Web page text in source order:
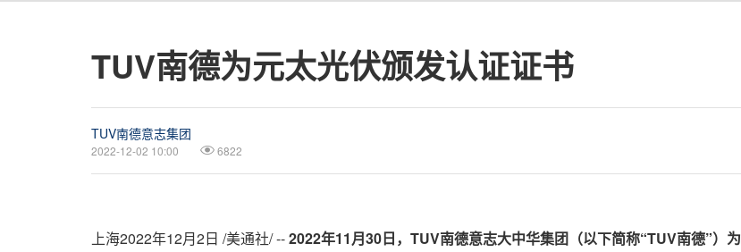
TUV南德为元太光伏颁发认证证书
TUV南德意志集团
2022-12-02 10:00 6822
上海2022年12月2日 /美通社/ --2022年11月30日， TUV南德意志大中华集团（以下简称“TUV南德”）为